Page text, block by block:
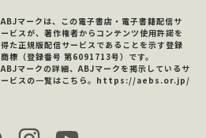
ABJマークは、この電子書店・電子書籍配信サ
ービスが、著作権者からコンテンツ使用許諾を
得た正規版配信サービスであることを示す登録
商標（登録番号 第6091713号）です。
ABJマークの詳細、ABJマークを掲示しているサ
ービスの一覧はこちら。 https://aebs.or.jp/